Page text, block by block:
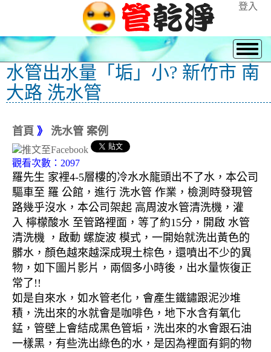
登入
水管出水量「垢」小? 新竹市 南
大路 洗水管
首頁 》 洗水管 案例
觀看次數：2097
羅先生 家裡4-5層樓的冷水水龍頭出不了水，本公司
驅車至 羅 公館，進行 洗水管 作業，檢測時發現管
路幾乎沒水，本公司架起 高周波水管清洗機，灌
入 檸檬酸水 至管路裡面，等了約15分，開啟 水管
清洗機 ，啟動 螺旋波 模式，一開始就洗出黃色的
髒水，顏色越來越深成現土棕色，還噴出不少的異
物，如下圖片影片，兩個多小時後，出水量恢復正
常了!!
如是自來水，如水管老化，會產生鐵鏽跟泥沙堆
積，洗出來的水就會是咖啡色，地下水含有氧化
錳，管壁上會結成黑色管垢，洗出來的水會跟石油
一樣黑，有些洗出綠色的水，是因為裡面有銅的物